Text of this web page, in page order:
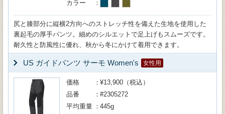
カラー
尻と膝部分に縦横2方向へのストレッチ性を備えた生地を使用した
裏起毛の厚手パンツ。細めのシルエットで足上げもスムーズです。
耐久性と防風性に優れ、秋から冬にかけて着用できます。
US ガイドパンツ サーモ Women's 女性用
価格
¥13,900（税込）
品番
#2305272
平均重量
445g